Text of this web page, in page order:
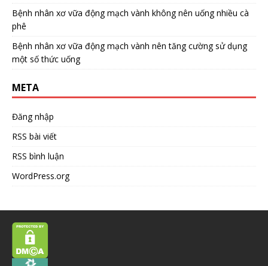
Bệnh nhân xơ vữa động mạch vành không nên uống nhiều cà
phê
Bệnh nhân xơ vữa động mạch vành nên tăng cường sử dụng
một số thức uống
META
Đăng nhập
RSS bài viết
RSS bình luận
WordPress.org